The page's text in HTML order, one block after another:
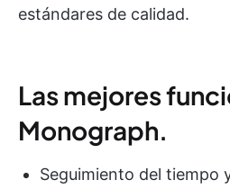
estándares de calidad.
Las mejores
Monograph.
Seguimiento del tiempo